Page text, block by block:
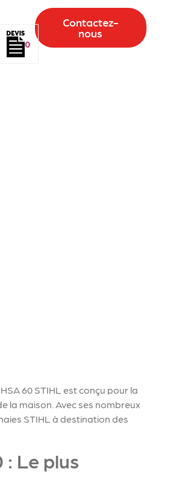
0
Contactez-
nous
60 STIHL est conçu pour la
la maison. Avec ses nombreux
STIHL à destination des
Le plus